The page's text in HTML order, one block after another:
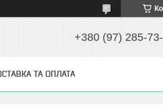
+380 (97) 285-
ТА ОПЛАТА